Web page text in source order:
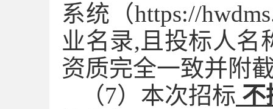
系统（https://
业名录,且投标人名
资质完全一致并附
（7）本次招标 不